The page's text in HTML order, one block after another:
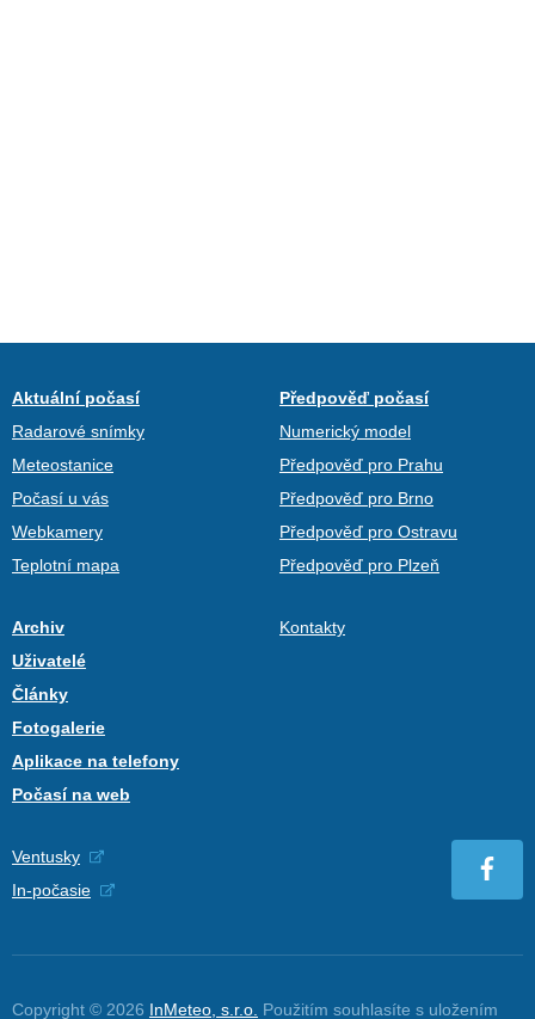
Aktuální počasí
Radarové snímky
Meteostanice
Počasí u vás
Webkamery
Teplotní mapa
Předpověď počasí
Numerický model
Předpověď pro Prahu
Předpověď pro Brno
Předpověď pro Ostravu
Předpověď pro Plzeň
Archiv
Uživatelé
Články
Fotogalerie
Aplikace na telefony
Počasí na web
Kontakty
Ventusky
In-počasie
Copyright © 2026 InMeteo, s.r.o. Použitím souhlasíte s uložením